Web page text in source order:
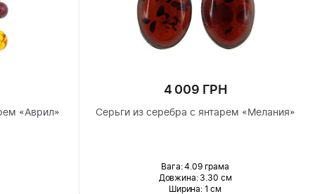
«Аврил»
4 009 ГРН
Серьги из серебра с янтарем «Мелания»
Вага: 4.09 грама
Довжина:3.30 см
Ширина: 1 см